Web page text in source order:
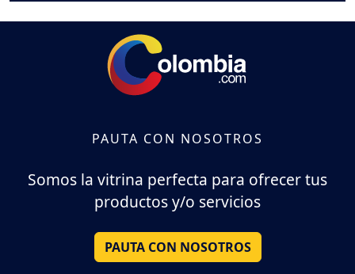
PAUTA CON NOSOTROS
Somos la vitrina perfecta para ofrecer tus
productos y/o servicios
PAUTA CON NOSOTROS